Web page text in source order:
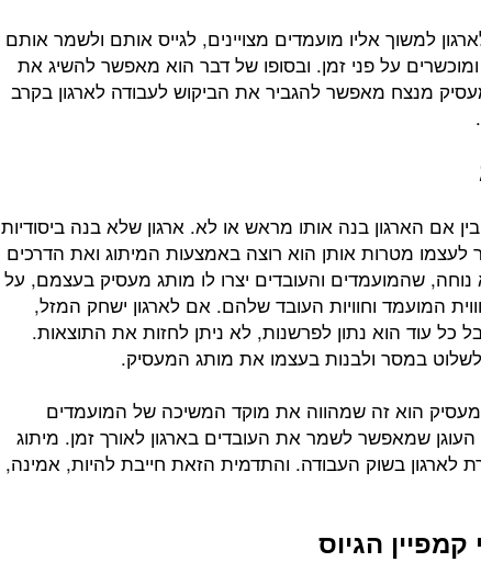
למשוך אליו מועמדים מצויינים, לגייס אותם ולשמר אותם
ומוכשרים על פני זמן. ובסופו של דבר הוא מאפשר להשיג את
מנצח מאפשר להגביר את הביקוש לעבודה לארגון בקרב
אם הארגון בנה אותו מראש או לא. ארגון שלא בנה ביסודיות
מטרות אותן הוא רוצה באמצעות המיתוג ואת הדרכים
נוחה, שהמועמדים והעובדים יצרו לו מותג מעסיק בעצמם, על
המועמד וחוויות העובד שלהם. אם לארגון ישחק המזל,
כל עוד הוא נתון לפרשנות, לא ניתן לחזות את התוצאות.
לשלוט במסר ולבנות בעצמו את מותג המעסיק.
כמעסיק הוא זה שמהווה את מוקד המשיכה של המועמדים
שמאפשר לשמר את העובדים בארגון לאורך זמן. מיתוג
לארגון בשוק העבודה. והתדמית הזאת חייבת להיות, אמינה,